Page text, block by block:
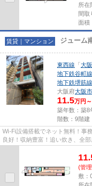
所在
間取
面積
賃貸｜マンション ジューム
東西線 「 大
地下鉄谷町線
地下鉄堺筋線
大阪府大阪
11.5万円～
築年数：築8
階数：9階建
Wi-Fi設備搭載でネット無料！事
良好！収納豊富！追い炊き、全
(管
敷：